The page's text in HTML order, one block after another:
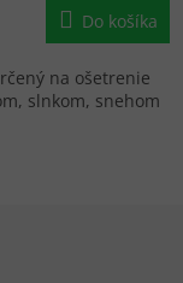
Do košíka
na ošetrenie
slnkom, snehom